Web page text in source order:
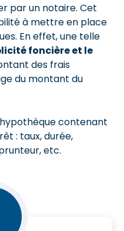
par un notaire. Cet
à mettre en place
En effet, une telle
foncière et le
des frais
du montant du
contenant
: taux, durée,
etc.